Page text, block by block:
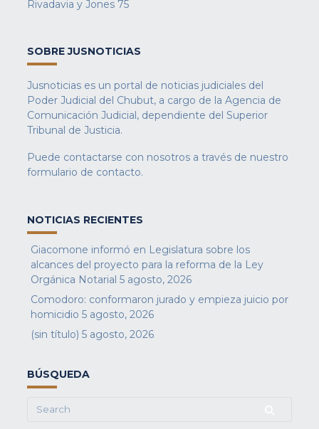
Rivadavia y Jones 75
SOBRE JUSNOTICIAS
Jusnoticias es un portal de noticias judiciales del
Poder Judicial del Chubut, a cargo de la Agencia de
Comunicación Judicial, dependiente del Superior
Tribunal de Justicia.
Puede contactarse con nosotros a través de nuestro
formulario de contacto.
NOTICIAS RECIENTES
Giacomone informó en Legislatura sobre los
alcances del proyecto para la reforma de la Ley
Orgánica Notarial 5 agosto, 2026
Comodoro: conformaron jurado y empieza juicio por
homicidio 5 agosto, 2026
(sin título) 5 agosto, 2026
BÚSQUEDA
Search